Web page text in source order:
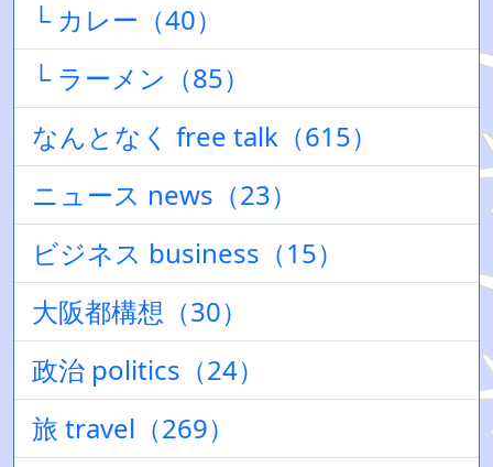
└ カレー（40）
└ ラーメン（85）
なんとなく free talk（615）
ニュース news（23）
ビジネス business（15）
大阪都構想（30）
政治 politics（24）
旅 travel（269）